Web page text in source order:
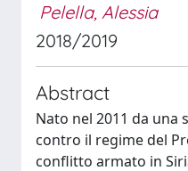
Pelella, Alessia
2018/2019
Abstract
Nato nel 2011 da una
contro il regime del
conflitto armato in